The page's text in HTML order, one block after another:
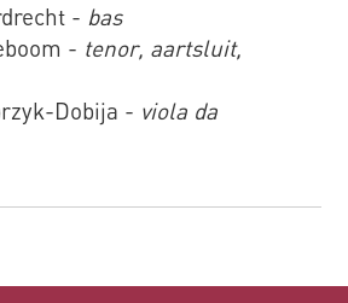
- bas
- tenor, aartsluit,
Dobija - viola da